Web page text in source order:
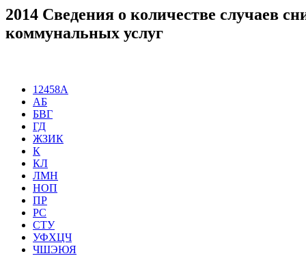
2014 Сведения о количестве случаев
коммунальных услуг
12458А
АБ
БВГ
ГД
ЖЗИК
К
КЛ
ЛМН
НОП
ПР
РС
СТУ
УФХЦЧ
ЧШЭЮЯ